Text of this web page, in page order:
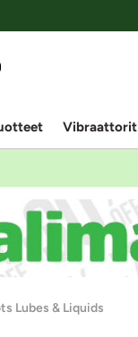
Vibraattorit
Lubes & Liquids